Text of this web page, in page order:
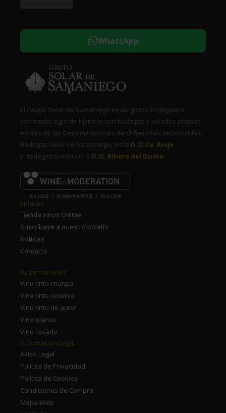
WhatsApp
El Grupo Solar de Samaniego es un grupo bodeguero
con medio siglo de historia, con bodegas y viñedos propios
en dos de las Denominaciones de Origen más reconocidas:
Bodegas Solar de Samaniego, en la D.O.Ca. Rioja
y Bodegas Durón en la D.O. Ribera del Duero
Enlaces
Tienda vinos Online
Suscríbase a nuestro boletín
Noticias
Contacto
Nuestros vinos
Vino tinto crianza
Vino tinto reserva
Vino tinto de autor
Vino blanco
Vino rosado
Información Legal
Aviso Legal
Política de Privacidad
Política de Cookies
Condiciones de Compra
Mapa Web